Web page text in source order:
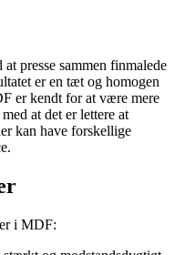
presse sammen finmalede
er en tæt og homogen
er kendt for at være mere
at det er lettere at
kan have forskellige
i MDF: